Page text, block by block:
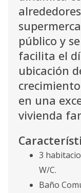
público y
facilita el
ubicación
en una
vivienda
3
W/C.
Baño